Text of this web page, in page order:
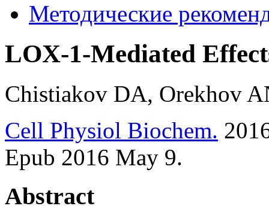
Методические
LOX-1-Mediated
Chistiakov DA, Orekhov
Cell Physiol Biochem.
Epub 2016 May 9.
Abstract